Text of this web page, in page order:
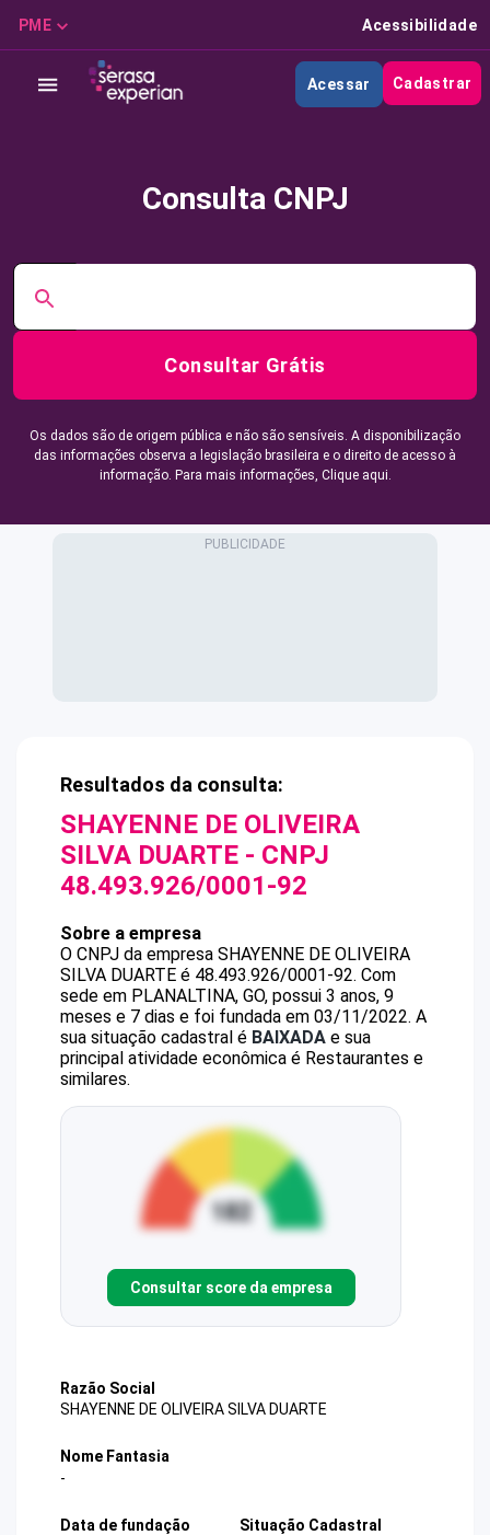
PME Acessibilidade
Acessar Cadastrar
Consulta CNPJ
Consultar Grátis
Os dados são de origem pública e não são sensíveis. A disponibilização
das informações observa a legislação brasileira e o direito de acesso à
informação. Para mais informações, Clique aqui.
Resultados da consulta:
SHAYENNE DE OLIVEIRA
SILVA DUARTE - CNPJ
48.493.926/0001-92
Sobre a empresa
O CNPJ da empresa SHAYENNE DE OLIVEIRA
SILVA DUARTE é 48.493.926/0001-92. Com
sede em PLANALTINA, GO, possui 3 anos, 9
meses e 7 dias e foi fundada em 03/11/2022. A
sua situação cadastral é BAIXADA e sua
principal atividade econômica é Restaurantes e
similares.
Consultar score da empresa
Razão Social
SHAYENNE DE OLIVEIRA SILVA DUARTE
Nome Fantasia
-
Data de fundação
Situação Cadastral